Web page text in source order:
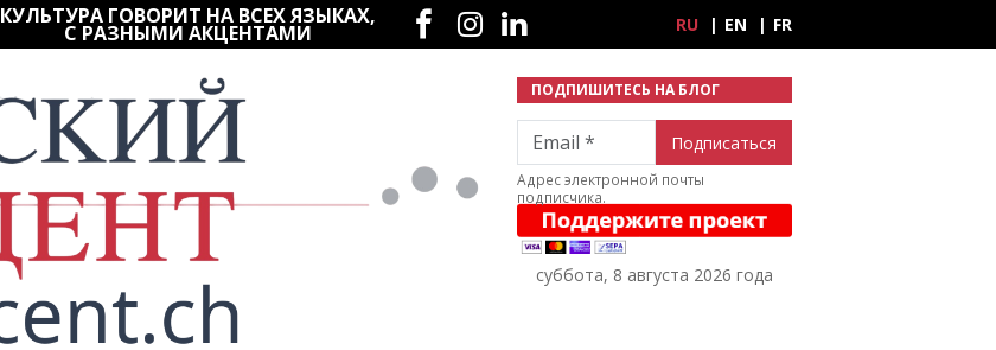
КУЛЬТУРА ГОВОРИТ НА ВСЕХ ЯЗЫКАХ,
С РАЗНЫМИ АКЦЕНТАМИ
Социальные сети
RU EN FR
ПОДПИШИТЕСЬ НА БЛОГ
Email
Адрес электронной почты
подписчика.
суббота, 8 августа 2026 года